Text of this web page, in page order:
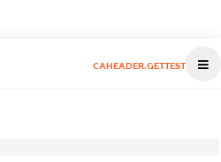
CAHEADER.GETTEST